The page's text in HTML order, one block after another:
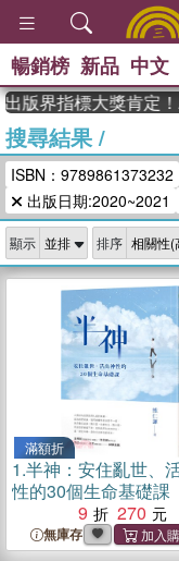
暢銷榜 新品 中文
版界指標大獎肯定
搜尋結果/
ISBN：9789861373232
出版日期:2020~2021
顯示 排序
滿額折
1.半神：安住亂世、
性的30個生命基礎課
9
270
無庫存